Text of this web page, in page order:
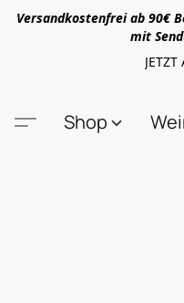
Versandkostenfrei ab 90€
mit
JETZT
Shop